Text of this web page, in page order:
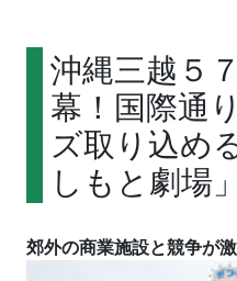
沖縄三越５
幕！国際通
ズ取り込め
しもと劇場」
郊外の商業施設と競争が